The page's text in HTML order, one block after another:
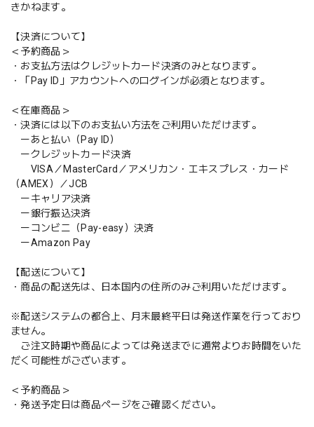
きかねます。
【決済について】
＜予約商品＞
・お支払方法はクレジットカード決済のみとなります。
・「Pay ID」アカウントへのログインが必須となります。
＜在庫商品＞
・決済には以下のお支払い方法をご利用いただけます。
ーあと払い（Pay ID）
ークレジットカード決済
VISA／MasterCard／アメリカン・エキスプレス・カード
（AMEX）／JCB
ーキャリア決済
ー銀行振込決済
ーコンビニ（Pay-easy）決済
ーAmazon Pay
【配送について】
・商品の配送先は、日本国内の住所のみご利用いただけます。
※配送システムの都合上、月末最終平日は発送作業を行っており
ません。
ご注文時期や商品によっては発送までに通常よりお時間をいた
だく可能性がございます。
＜予約商品＞
・発送予定日は商品ページをご確認ください。